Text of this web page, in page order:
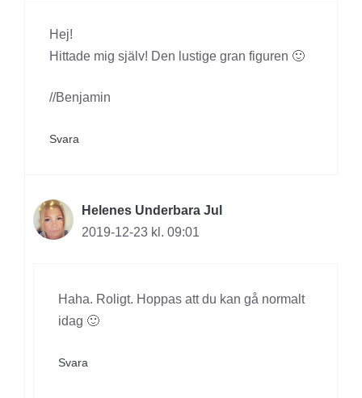
Hej!
Hittade mig själv! Den lustige gran figuren 🙂
//Benjamin
Svara
Helenes Underbara Jul
2019-12-23 kl. 09:01
Haha. Roligt. Hoppas att du kan gå normalt
idag 🙂
Svara